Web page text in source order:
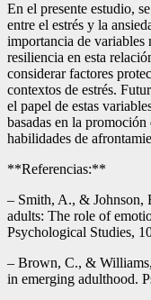
En el presente estudio,
entre el estrés y la
importancia de variables
resiliencia en esta
considerar factores
contextos de estrés.
el papel de estas
basadas en la
habilidades de
**Referencias:**
– Smith, A., & Johnson,
adults: The role of
Psychological Studies,
– Brown, C., &
in emerging adulthood.